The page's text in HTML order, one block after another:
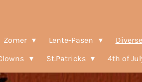
Zomer Lente-Pasen
St.Patricks 4th of